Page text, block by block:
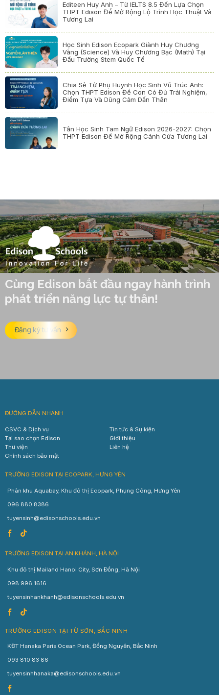
Editeen Huy Anh – Từ IELTS 8.5 Đến Lựa Chọn
THPT Edison Để Mở Rộng Lộ Trình Học Thuật Và
Tương Lai
Học Sinh Edison Ecopark Giành Huy Chương
Vàng (Science) Và Huy Chương Bạc (Math) Tại
Đấu Trường Stem Quốc Tế
Chia Sẻ Từ Phụ Huynh Học Sinh Vũ Trúc Anh:
Chọn THPT Edison Để Con Có Đủ Trải Nghiệm,
Điểm Tựa Và Dũng Cảm Dấn Thân
Tân Học Sinh Tam Ngữ Edison 2026-2027: Chọn
THPT Edison Để Mở Rộng Cánh Cửa Tương Lai
Cùng Edison bắt đầu ngay hành trình
phát triển năng lực tự thân!
Đăng ký tư vấn
ĐƯỜNG DẪN NHANH
CSVC & Dịch vụ
Tin tức & Sự kiện
Tại sao chọn Edison
Giới thiệu
Thư viện
Liên hệ
Chính sách bảo mật
TRƯỜNG EDISON TẠI ECOPARK, HƯNG YÊN
Phân khu Aquabay, Khu đô thị Ecopark, Phụng Công, Hưng Yên
096 880 8386
tuyensinh@edisonschools.edu.vn
TRƯỜNG EDISON TẠI AN KHÁNH, HÀ NỘI
Khu đô thị Mailand Hanoi City, Sơn Đồng, Hà Nội
098 996 1616
tuyensinhankhanh@edisonschools.edu.vn
TRƯỜNG EDISON TẠI TỪ SƠN, BẮC NINH
KĐT Hanaka Paris Ocean Park, Đồng Nguyên, Bắc Ninh
093 810 83 86
tuyensinhhanaka@edisonschools.edu.vn